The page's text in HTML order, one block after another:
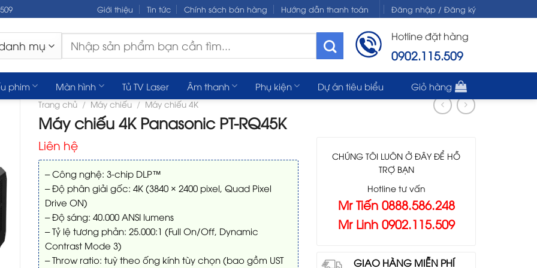
Giới thiệu Tin tức Chính sách bán hàng Hướng dẫn thanh toán Đăng nhập / Đăng ký
Tìm
kiếm:
Hotline đặt hàng
0902.115.509
phim Màn hình Tủ TV Laser Âm thanh Phụ kiện Dự án tiêu biểu Giỏ hàng
Trang chủ / Máy chiếu / Máy chiếu 4K
Máy chiếu 4K Panasonic PT-RQ45K
Liên hệ
– Công nghệ: 3-chip DLP™
– Độ phân giải gốc: 4K (3840 × 2400 pixel, Quad Pixel
Drive ON)
– Độ sáng: 40.000 ANSI lumens
– Tỷ lệ tương phản: 25.000:1 (Full On/Off, Dynamic
Contrast Mode 3)
– Throw ratio: tuỳ theo ống kính tùy chọn (bao gồm UST
CHÚNG TÔI LUÔN Ở ĐÂY ĐỂ HỖ
TRỢ BẠN
Hotline tư vấn
Mr Tiến 0888.586.248
Mr Linh 0902.115.509
GIAO HÀNG MIỄN PHÍ